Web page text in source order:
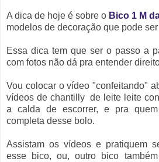
A dica de hoje é sobre o Bico 1 M
modelos de decoração que pode
Essa dica tem que ser o passo a
com fotos não dá pra entender
Vou colocar o vídeo "confeitando"
vídeos de chantilly de leite leite
a calda de escorrer, e pra
completa desse bolo.
Assistam os vídeos e pratiquem
esse bico, ou, outro bico